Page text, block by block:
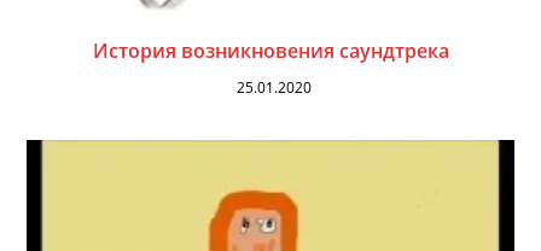
История возникновения саундтрека
25.01.2020